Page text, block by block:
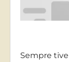
Sempre